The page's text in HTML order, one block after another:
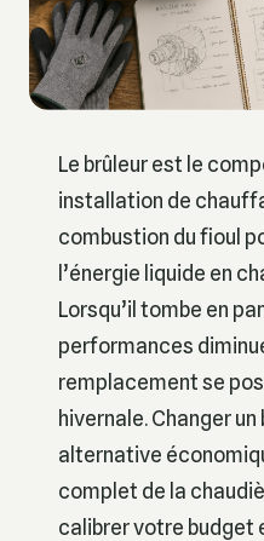
Le brûleur est le
installation de
combustion du fioul
l’énergie liquide en
Lorsqu’il tombe en
performances
remplacement se
hivernale. Changer
alternative
complet de la
calibrer votre budget